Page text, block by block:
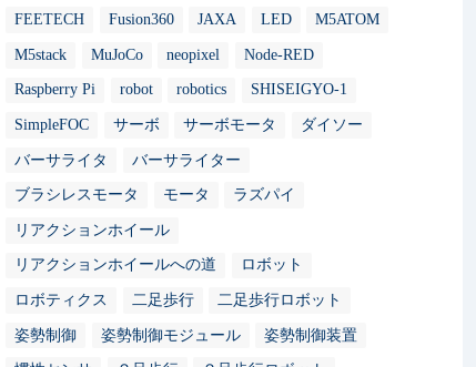
FEETECH Fusion360 JAXA LED M5ATOM
M5stack MuJoCo neopixel Node-RED
Raspberry Pi robot robotics SHISEIGYO-1
SimpleFOC サーボ サーボモータ ダイソー
バーサライタ バーサライター
ブラシレスモータ モータ ラズパイ
リアクションホイール
リアクションホイールへの道 ロボット
ロボティクス 二足歩行 二足歩行ロボット
姿勢制御 姿勢制御モジュール 姿勢制御装置